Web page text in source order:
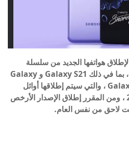
تستعد شركة Samsung لإطلاق هواتفها الجديد من سلسلة
Samsung Galaxy S21 ، بما في ذلك Galaxy S21 و Galaxy
S21 Plus و Galaxy S21 Ultra ، والتي سيتم إطلاقها أوائل
العام المقبل في عام 2021 ، ومن المقرر إطلاق الإصدار الأرخص